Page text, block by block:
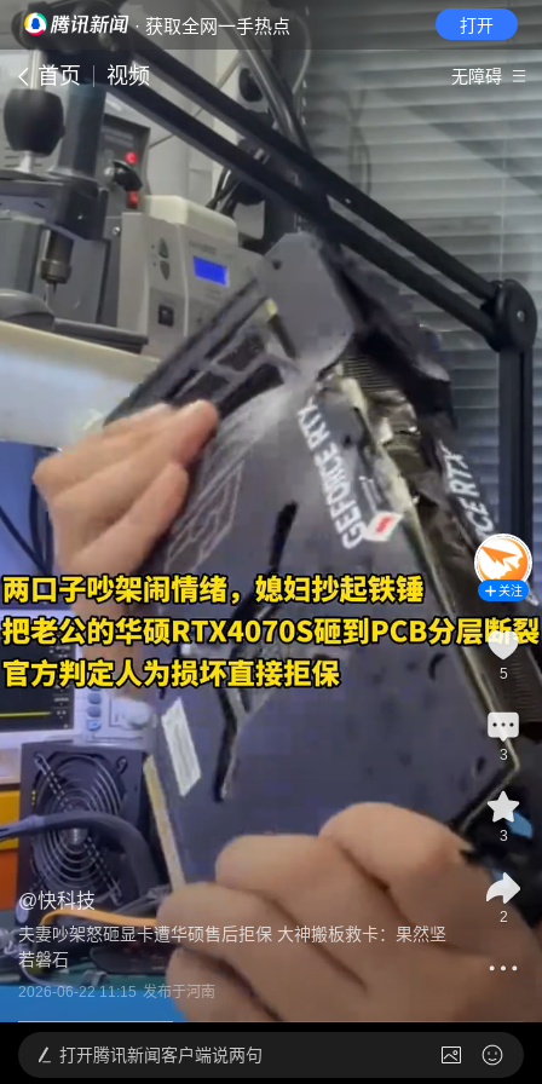
· 获取全网一手热点 打开
首页 视频 无障碍
@快科技
夫妻吵架怒砸显卡遭华硕售后拒保 大神搬板救卡：果然坚
若磐石
2026-06-22 11:15 发布于河南
关注
5
3
3
2
打开腾讯新闻客户端说两句